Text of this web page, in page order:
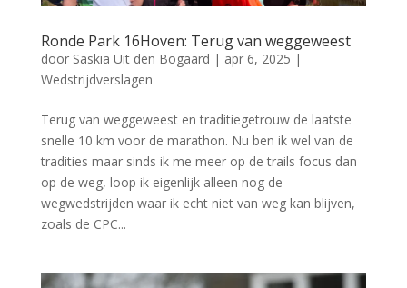
Ronde Park 16Hoven: Terug van weggeweest
door Saskia Uit den Bogaard | apr 6, 2025 |
Wedstrijdverslagen
Terug van weggeweest en traditiegetrouw de laatste
snelle 10 km voor de marathon. Nu ben ik wel van de
tradities maar sinds ik me meer op de trails focus dan
op de weg, loop ik eigenlijk alleen nog de
wegwedstrijden waar ik echt niet van weg kan blijven,
zoals de CPC...